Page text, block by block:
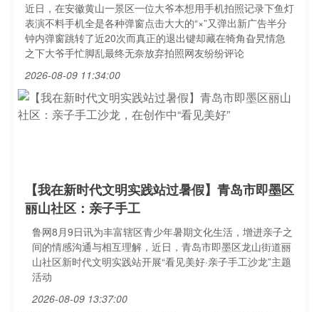
近日，在安徽黄山一景区一位大爷本想用手机拍照记录下鱼灯
表演不料手机全是各种弹窗点击大大的“×”又弹出新广告半分
钟内弹窗跳转了近20次而真正的退出键却藏在犄角旮旯情急
之下大爷手忙脚乱最终无奈放弃拍照网友纷纷评论
2026-08-09 11:34:00
【我在新时代文明实践站过暑假】青岛市即墨区
丽山社区：亲子手工
鲁网8月9日讯为丰富辖区青少年暑期文化生活，增进亲子之
间的情感沟通与相互理解，近日，青岛市即墨区龙山街道丽
山社区新时代文明实践站开展“看见美好·亲子手工沙龙”主题
活动
2026-08-09 13:37:00